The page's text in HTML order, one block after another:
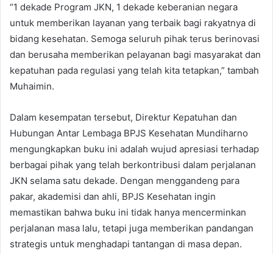
“1 dekade Program JKN, 1 dekade keberanian negara
untuk memberikan layanan yang terbaik bagi rakyatnya di
bidang kesehatan. Semoga seluruh pihak terus berinovasi
dan berusaha memberikan pelayanan bagi masyarakat dan
kepatuhan pada regulasi yang telah kita tetapkan,” tambah
Muhaimin.
Dalam kesempatan tersebut, Direktur Kepatuhan dan
Hubungan Antar Lembaga BPJS Kesehatan Mundiharno
mengungkapkan buku ini adalah wujud apresiasi terhadap
berbagai pihak yang telah berkontribusi dalam perjalanan
JKN selama satu dekade. Dengan menggandeng para
pakar, akademisi dan ahli, BPJS Kesehatan ingin
memastikan bahwa buku ini tidak hanya mencerminkan
perjalanan masa lalu, tetapi juga memberikan pandangan
strategis untuk menghadapi tantangan di masa depan.